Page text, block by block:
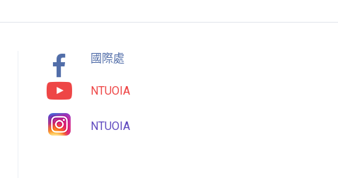
國際處
NTUOIA
NTUOIA